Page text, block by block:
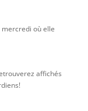
où elle
affichés